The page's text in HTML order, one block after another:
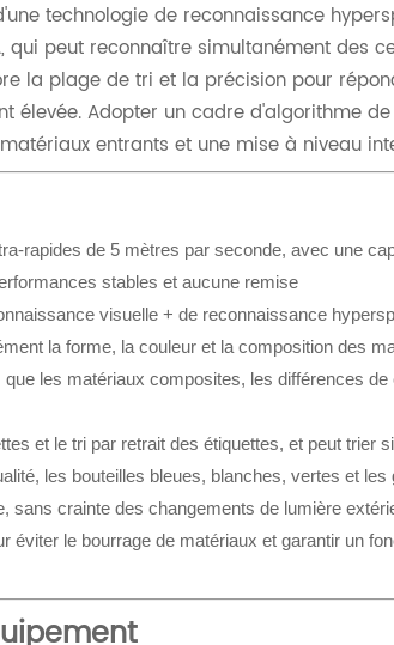
d'une technologie de reconnaissance
qui peut reconnaître simultanément des
la plage de tri et la précision pour
élevée. Adopter un cadre d'algorithme
entrants et une mise à niveau
rapides de 5 mètres par seconde, avec une
stables et aucune remise
visuelle + de reconnaissance
la forme, la couleur et la composition des
les matériaux composites, les différences
et le tri par retrait des étiquettes, et peut trier
les bouteilles bleues, blanches, vertes et
sans crainte des changements de lumière
éviter le bourrage de matériaux et garantir un